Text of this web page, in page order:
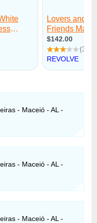
- Maceió - AL -
- Maceió - AL -
- Maceió - AL -